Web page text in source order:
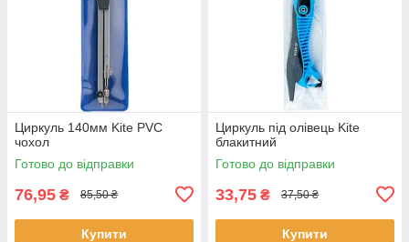
Циркуль 140мм Kite PVC
чохол
Готово до відправки
76,95 ₴ 85,50 ₴
Купити
Циркуль під олівець Kite
блакитний
Готово до відправки
33,75 ₴ 37,50 ₴
Купити